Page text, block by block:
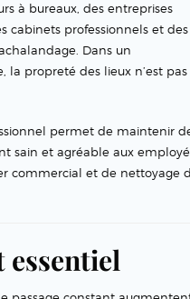
à bureaux, des entreprises
cabinets professionnels et des
Dans un
propreté des lieux n’est pas
permet de maintenir
sain et agréable aux
commercial et de nettoyage
essentiel